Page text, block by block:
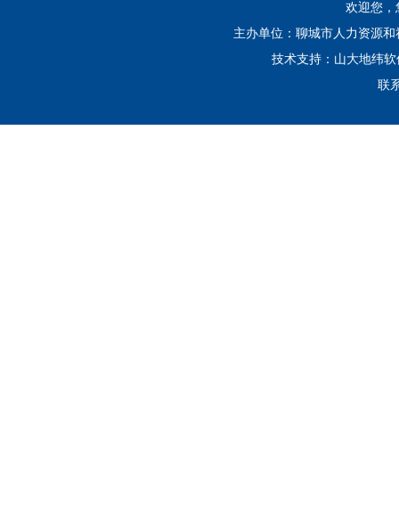
欢迎您，
主办单位：聊城市人力资源和社
技术支持：山大地纬
联